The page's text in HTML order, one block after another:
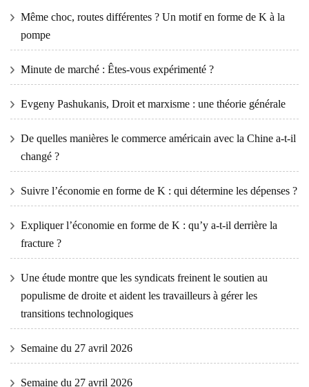
Même choc, routes différentes ? Un motif en forme de K à la
pompe
Minute de marché : Êtes-vous expérimenté ?
Evgeny Pashukanis, Droit et marxisme : une théorie générale
De quelles manières le commerce américain avec la Chine a-t-il
changé ?
Suivre l’économie en forme de K : qui détermine les dépenses ?
Expliquer l’économie en forme de K : qu’y a-t-il derrière la
fracture ?
Une étude montre que les syndicats freinent le soutien au
populisme de droite et aident les travailleurs à gérer les
transitions technologiques
Semaine du 27 avril 2026
Semaine du 27 avril 2026